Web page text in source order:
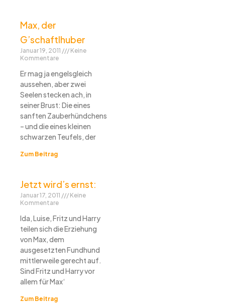
Max, der
G’schaftlhuber
Januar 19, 2011
Keine
Kommentare
Er mag ja engelsgleich
aussehen, aber zwei
Seelen stecken ach, in
seiner Brust: Die eines
sanften Zauberhündchens
– und die eines kleinen
schwarzen Teufels, der
Zum Beitrag
Jetzt wird’s ernst:
Januar 17, 2011
Keine
Kommentare
Ida, Luise, Fritz und Harry
teilen sich die Erziehung
von Max, dem
ausgesetzten Fundhund
mittlerweile gerecht auf.
Sind Fritz und Harry vor
allem für Max‘
Zum Beitrag